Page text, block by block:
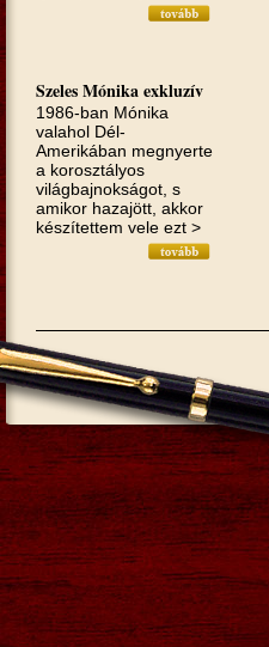
Szeles Mónika exkluzív
1986-ban Mónika
valahol Dél-
Amerikában megnyerte
a korosztályos
világbajnokságot, s
amikor hazajött, akkor
készítettem vele ezt >